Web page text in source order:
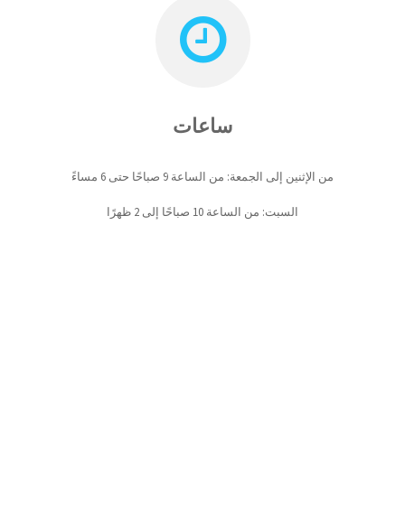
ساعات
من الإثنين إلى الجمعة: من الساعة 9 صباحًا حتى 6 مساءً
السبت: من الساعة 10 صباحًا إلى 2 ظهرًا